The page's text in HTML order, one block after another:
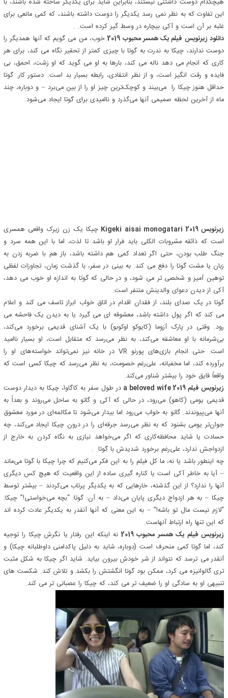
هیچکدام دوست داشتنی نیستند، بنابراین شاید برای یکدیگر ساخته شده باشند، با
این تفاوت که به نظر نمی رسد یکدیگر را دوست داشته باشند، که کمی مانعی برای
غلبه بر آن است و آکی بیچاره در وسط گیر کرده است. .
دانلود زیرنویس فیلم یک همسر محبوب 2019
خوب، من می گویم که آنها همدیگر را
دوست ندارند، چیکا به ندرت به گوتا با چیزی کمتر از تحقیر نگاه می کند، برای هر
کاری که انجام می دهد ناله می کند، بارها به او می گوید که او زشت، احمق، بی
فایده و رقت انگیز است، و از نظر انتقادی، رابطه بسیار بد است. دستور کار. گوتا
حداقل هنوز چیکا را می‌بیند و کوچک‌ترین چیز او را از بین می‌برد – و دوباره، چند
ماه از آخرین لحظه صمیمی آنها می‌گذرد و ناامیدی برای گوتا ایجاد می‌شود.
زیرنویس Kigeki aisai monogatari 2019
چیکا یک زن زیرک واقعی همسری
است که ذائقه مشروبات الکلی باید فرار او باشد تا لذت، اما با این همه سرد و
جنگ طلب بودن، حتی اگر تعداد کمی هم داشته باشد، باز هم با ضربه زدن به
زبان یا مشت گوتا را دفع می کند. به بینی در سفر، با گذشت زمان، تجاوزات لفظی
توهین آمیز و شخصی تر می شود، و در حالی که گوتا به اندازه او خوب می دهد،
آکی از دیدن دعوای والدینش متنفر است.
گوتا در یک صدای بلند، از فقدان اقدام در اتاق خواب ابراز تاسف می کند و اعلام
می کند که اگر پول داشته باشد، معشوقه ای می گیرد یا به دیدن یک فاحشه می
رود. وقتی در پارک آزوما (کایوکو اوکوبو) با یک آشنای قدیمی برخورد می‌کند،
بی‌شرمانه با او معاشقه می‌کند، به نظر می‌رسد که متقابل است، او بسیار ناامید
است. حتی انجام بازی‌های پورنو VR در خانه نیز نمی‌تواند خواسته‌های او را
برآورده کند، اما مخفیانه، علی‌رغم خصومت، به نظر می‌رسد که چیکا کسی است که
واقعاً قایق خود را بیشتر شناور می‌کند.
زیرنویس فیلم a beloved wife 2019
در طول سفر به کاگاوا، چیکا به دیدار دوست
قدیمی یومی (کاهو) می‌رود، در حالی که آکی و گاتو به ساحل می‌روند و بعداً به
آنها می‌پیوندند. گاتو به خواب می‌رود اما بیدار می‌شود تا مکالمه‌ای در مورد معشوق
جوان‌تر یومی بشنود که به نظر می‌رسد جرقه‌ای را در درون چیکا ایجاد می‌کند، چه
حسادت یا شاید محافظه‌کاری که اگر می‌خواهد نیازی به نگاه کردن به خارج از
ازدواجش ندارد، علی‌رغم برخورد شدیدش با گوتا. .
چه اینطور باشد یا نه، ما کل فیلم را به این فکر می‌کنیم که چرا چیکا با گوتا می‌ماند
– آیا به خاطر آکی است یا کناره گیری ساده از این واقعیت که هیچ کس دیگری
آنها را ندارد؟ از این گذشته، خارهایی که به یکدیگر پرتاب می‌کردند – بیشتر توسط
چیکا – به هر ازدواج دیگری پایان می‌داد – به آن: گوتا: “بچه می‌خواستی!” چیکا:
“لازم نیست مال تو باشه!” – به این معنی که آنها آنقدر به یکدیگر عادت کرده اند
که این تنها راه ارتباط آنهاست.
زیرنویس فیلم یک همسر محبوب 2019
نه اینکه این رفتار یا نگرش چیکا را توجیه
کند، اما گوتا کمی منحرف است (دوباره، شاید به دلیل پاکدامنی داوطلبانه چیکا) و
آنقدر می ترسد که نتواند از شر خودش بیرون بیاید. شاید اگر چیکا به شکل مثبت
تری گالوانیزه می کرد، ممکن بود گوتا انگشتش را بکشد و تلاش کند. شکست های
تنبیهی او به سادگی او را ضعیف تر می کند، که چیکا را عصبانی تر می کند.